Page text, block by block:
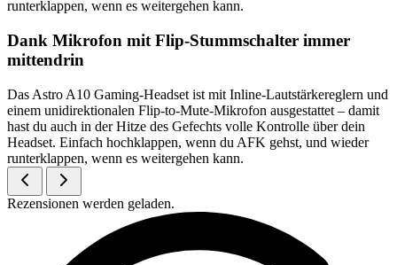
runterklappen, wenn es weitergehen kann.
Dank Mikrofon mit Flip-Stummschalter immer
mittendrin
Das Astro A10 Gaming-Headset ist mit Inline-Lautstärkereglern und
einem unidirektionalen Flip-to-Mute-Mikrofon ausgestattet – damit
hast du auch in der Hitze des Gefechts volle Kontrolle über dein
Headset. Einfach hochklappen, wenn du AFK gehst, und wieder
runterklappen, wenn es weitergehen kann.
Rezensionen werden geladen.